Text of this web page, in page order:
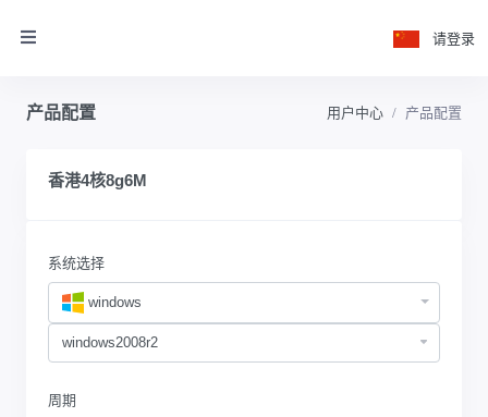
请登录
产品配置 用户中心 产品配置
香港4核8g6M
系统选择
windows
周期